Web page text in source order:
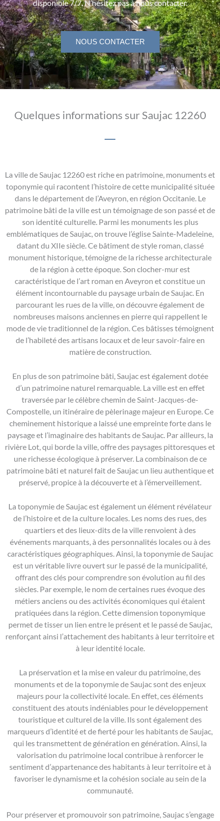
disponible 7/7. N’hésitez pas à nous contacter.
NOUS CONTACTER
Quelques informations sur Saujac 12260
La ville de Saujac 12260 est riche en patrimoine, monuments et
toponymie qui racontent l’histoire de cette municipalité située
dans le département de l’Aveyron, en région Occitanie. Le
patrimoine bâti de la ville est un témoignage de son passé et de
son identité culturelle. Parmi les monuments les plus
emblématiques de Saujac, on trouve l’église Sainte-Madeleine,
datant du XIIe siècle. Ce bâtiment de style roman, classé
monument historique, témoigne de la richesse architecturale
de la région à cette époque. Son clocher-mur est
caractéristique de l’art roman en Aveyron et constitue un
élément incontournable du paysage urbain de Saujac. En
parcourant les rues de la ville, on découvre également de
nombreuses maisons anciennes en pierre qui rappellent le
mode de vie traditionnel de la région. Ces bâtisses témoignent
de l’habileté des artisans locaux et de leur savoir-faire en
matière de construction.
En plus de son patrimoine bâti, Saujac est également dotée
d’un patrimoine naturel remarquable. La ville est en effet
traversée par le célèbre chemin de Saint-Jacques-de-
Compostelle, un itinéraire de pèlerinage majeur en Europe. Ce
cheminement historique a laissé une empreinte forte dans le
paysage et l’imaginaire des habitants de Saujac. Par ailleurs, la
rivière Lot, qui borde la ville, offre des paysages pittoresques et
une richesse écologique à préserver. La combinaison de ce
patrimoine bâti et naturel fait de Saujac un lieu authentique et
préservé, propice à la découverte et à l’émerveillement.
La toponymie de Saujac est également un élément révélateur
de l’histoire et de la culture locales. Les noms des rues, des
quartiers et des lieux-dits de la ville renvoient à des
événements marquants, à des personnalités locales ou à des
caractéristiques géographiques. Ainsi, la toponymie de Saujac
est un véritable livre ouvert sur le passé de la municipalité,
offrant des clés pour comprendre son évolution au fil des
siècles. Par exemple, le nom de certaines rues évoque des
métiers anciens ou des activités économiques qui étaient
pratiquées dans la région. Cette dimension toponymique
permet de tisser un lien entre le présent et le passé de Saujac,
renforçant ainsi l’attachement des habitants à leur territoire et
à leur identité locale.
La préservation et la mise en valeur du patrimoine, des
monuments et de la toponymie de Saujac sont des enjeux
majeurs pour la collectivité locale. En effet, ces éléments
constituent des atouts indéniables pour le développement
touristique et culturel de la ville. Ils sont également des
marqueurs d’identité et de fierté pour les habitants de Saujac,
qui les transmettent de génération en génération. Ainsi, la
valorisation du patrimoine local contribue à renforcer le
sentiment d’appartenance des habitants à leur territoire et à
favoriser le dynamisme et la cohésion sociale au sein de la
communauté.
Pour préserver et promouvoir son patrimoine, Saujac s’engage